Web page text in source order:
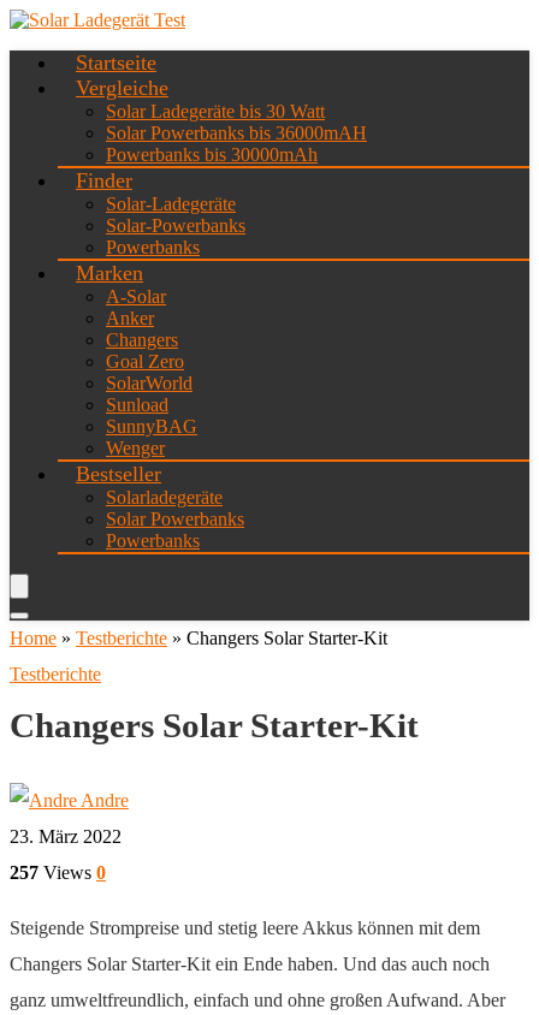
Startseite
Vergleiche
Solar Ladegeräte bis 30 Watt
Solar Powerbanks bis 36000mAH
Powerbanks bis 30000mAh
Finder
Solar-Ladegeräte
Solar-Powerbanks
Powerbanks
Marken
A-Solar
Anker
Changers
Goal Zero
SolarWorld
Sunload
SunnyBAG
Wenger
Bestseller
Solarladegeräte
Solar Powerbanks
Powerbanks
Home » Testberichte » Changers Solar Starter-Kit
Testberichte
Changers Solar Starter-Kit
Andre
23. März 2022
257 Views 0
Steigende Strompreise und stetig leere Akkus können mit dem
Changers Solar Starter-Kit ein Ende haben. Und das auch noch
ganz umweltfreundlich, einfach und ohne großen Aufwand. Aber